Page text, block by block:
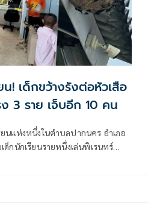
! เด็กขว้างรังต่อหัวเสือ
3 ราย เจ็บอีก 10 คน
ยนแห่งหนึ่งในตำบลปากนคร อำเภอ
ด็กนักเรียนรายหนึ่งเล่นพิเรนทร์